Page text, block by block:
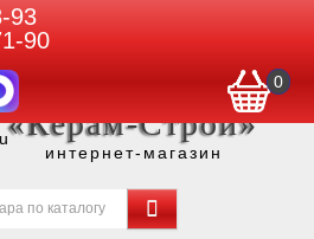
93
90
0
«Керам-Строй»
интернет-магазин